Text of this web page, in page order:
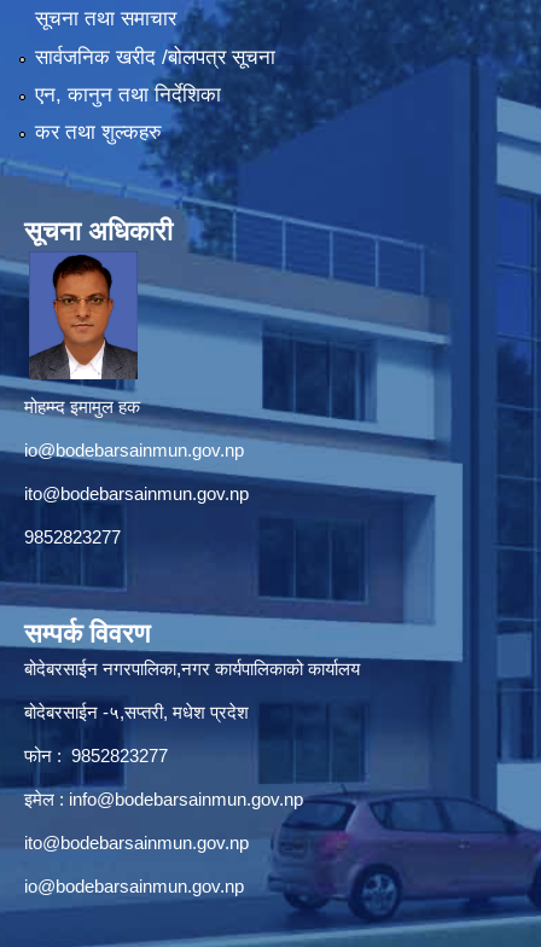
सूचना तथा समाचार
सार्वजनिक खरीद /बोलपत्र सूचना
एन, कानुन तथा निर्देशिका
कर तथा शुल्कहरु
सूचना अधिकारी
मोहम्म्द इमामुल हक
io@bodebarsainmun.gov.np
ito@bodebarsainmun.gov.np
9852823277
सम्पर्क विवरण
बोदेबरसाईन नगरपालिका,नगर कार्यपालिकाको कार्यालय
बोदेबरसाईन -५,सप्तरी, मधेश प्रदेश
फोन : 9852823277
इमेल : info@bodebarsainmun.gov.np
ito@bodebarsainmun.gov.np
io@bodebarsainmun.gov.np